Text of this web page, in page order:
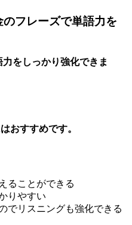
フレーズで単語力を
をしっかり強化できま
おすすめです。
ることができる
りやすい
でリスニングも強化できる